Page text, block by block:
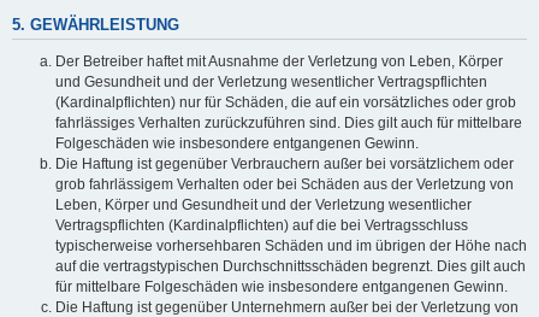
5. GEWÄHRLEISTUNG
Der Betreiber haftet mit Ausnahme der Verletzung von Leben, Körper
und Gesundheit und der Verletzung wesentlicher Vertragspflichten
(Kardinalpflichten) nur für Schäden, die auf ein vorsätzliches oder grob
fahrlässiges Verhalten zurückzuführen sind. Dies gilt auch für mittelbare
Folgeschäden wie insbesondere entgangenen Gewinn.
Die Haftung ist gegenüber Verbrauchern außer bei vorsätzlichem oder
grob fahrlässigem Verhalten oder bei Schäden aus der Verletzung von
Leben, Körper und Gesundheit und der Verletzung wesentlicher
Vertragspflichten (Kardinalpflichten) auf die bei Vertragsschluss
typischerweise vorhersehbaren Schäden und im übrigen der Höhe nach
auf die vertragstypischen Durchschnittsschäden begrenzt. Dies gilt auch
für mittelbare Folgeschäden wie insbesondere entgangenen Gewinn.
Die Haftung ist gegenüber Unternehmern außer bei der Verletzung von